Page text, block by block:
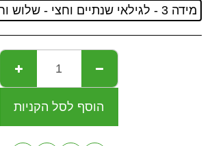
מידה 3 - לגילאי שנתיים וחצי - שלוש וחצי.
הוסף לסל הקניות